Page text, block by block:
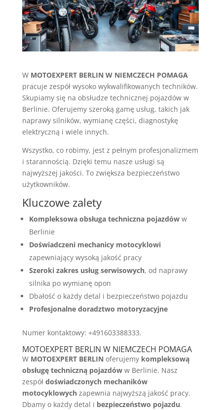
W MOTOEXPERT BERLIN W NIEMCZECH POMAGA
pracuje zespół wysoko wykwalifikowanych techników.
Skupiamy się na obsłudze technicznej pojazdów w
Berlinie. Oferujemy szeroką gamę usług, takich jak
naprawy silników, wymianę części, diagnostykę
elektryczną i wiele innych.
Wszystko, co robimy, jest z pełnym profesjonalizmem
i starannością. Dzięki temu nasze usługi są
najwyższej jakości. To zwiększa bezpieczeństwo
użytkowników.
Kluczowe zalety
Kompleksowa obsługa techniczna pojazdóww
Berlinie
Doświadczeni mechanicy motocyklowi
zapewniający wysoką jakość pracy
Szeroki zakres usług serwisowych, od naprawy
silnika po wymianę opon
Dbałość o każdy detal i bezpieczeństwo pojazdu
Profesjonalne doradztwo motoryzacyjne
Numer kontaktowy: +491603388333.
MOTOEXPERT BERLIN W NIEMCZECH POMAGA
W MOTOEXPERT BERLIN oferujemy kompleksową
obsługę techniczną pojazdóww Berlinie. Nasz
zespół doświadczonych mechaników
motocyklowychzapewnia najwyższą jakość pracy.
Dbamy o każdy detal i bezpieczeństwo pojazdu.